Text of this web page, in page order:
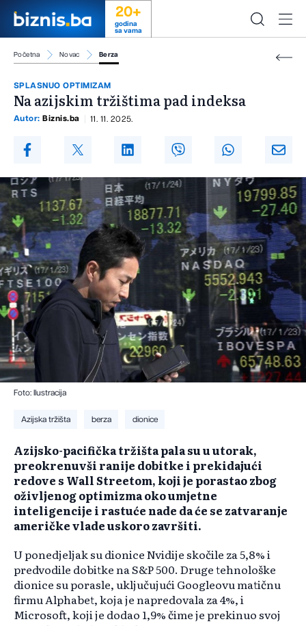
20+
godina
sa vama
Početna Novac Berza
SPLASNUO OPTIMIZAM
Na azijskim tržištima pad indeksa
Autor: Biznis.ba 11. 11. 2025.
Foto: Ilustracija
Azijska tržišta berza dionice
Azijsko-pacifička tržišta pala su u utorak,
preokrenuvši ranije dobitke i prekidajući
redove s Wall Streetom, koji je porastao zbog
oživljenog optimizma oko umjetne
inteligencije i rastuće nade da će se zatvaranje
američke vlade uskoro završiti.
U ponedjeljak su dionice Nvidije skočile za 5,8% i
predvodile dobitke na S&P 500. Druge tehnološke
dionice su porasle, uključujući Googleovu matičnu
firmu Alphabet, koja je napredovala za 4%, i
Microsoft, koji je dodao 1,9% čime je prekinuo svoj